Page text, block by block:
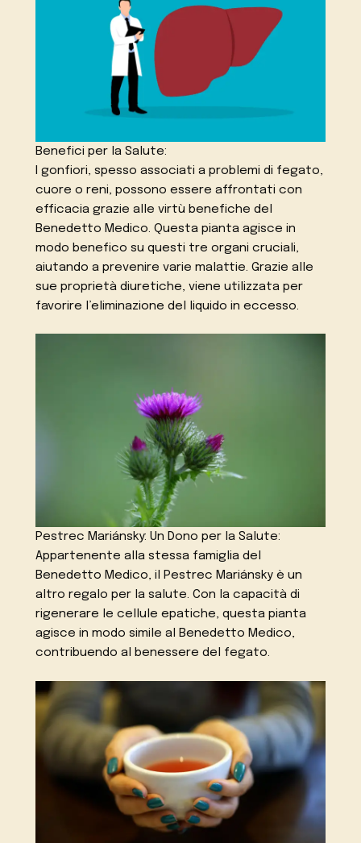
Benefici per la Salute:
I gonfiori, spesso associati a problemi di fegato,
cuore o reni, possono essere affrontati con
efficacia grazie alle virtù benefiche del
Benedetto Medico. Questa pianta agisce in
modo benefico su questi tre organi cruciali,
aiutando a prevenire varie malattie. Grazie alle
sue proprietà diuretiche, viene utilizzata per
favorire l’eliminazione del liquido in eccesso.
Pestrec Mariánsky: Un Dono per la Salute:
Appartenente alla stessa famiglia del
Benedetto Medico, il Pestrec Mariánsky è un
altro regalo per la salute. Con la capacità di
rigenerare le cellule epatiche, questa pianta
agisce in modo simile al Benedetto Medico,
contribuendo al benessere del fegato.